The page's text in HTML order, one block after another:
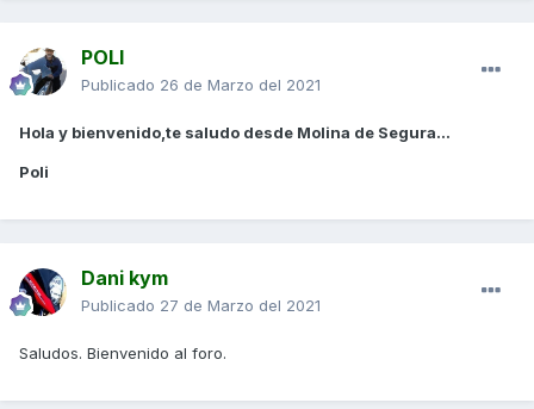
POLI
Publicado 26 de Marzo del 2021
Hola y bienvenido,te saludo desde Molina de Segura...
Poli
Dani kym
Publicado 27 de Marzo del 2021
Saludos. Bienvenido al foro.